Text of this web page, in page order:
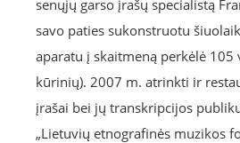
senųjų garso įrašų specialistą
savo paties sukonstruotu
aparatu į skaitmeną perkėlė 105
kūrinių). 2007 m. atrinkti ir
įrašai bei jų transkripcijos
„Lietuvių etnografinės muzikos